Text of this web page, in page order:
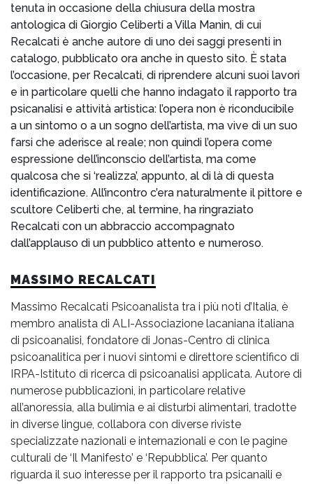
tenuta in occasione della chiusura della mostra
antologica di Giorgio Celiberti a Villa Manin, di cui
Recalcati è anche autore di uno dei saggi presenti in
catalogo, pubblicato ora anche in questo sito. È stata
l’occasione, per Recalcati, di riprendere alcuni suoi lavori
e in particolare quelli che hanno indagato il rapporto tra
psicanalisi e attività artistica: l’opera non è riconducibile
a un sintomo o a un sogno dell’artista, ma vive di un suo
farsi che aderisce al reale; non quindi l’opera come
espressione dell’inconscio dell’artista, ma come
qualcosa che si ‘realizza’, appunto, al di là di questa
identificazione. All’incontro c’era naturalmente il pittore e
scultore Celiberti che, al termine, ha ringraziato
Recalcati con un abbraccio accompagnato
dall’applauso di un pubblico attento e numeroso.
MASSIMO RECALCATI
Massimo Recalcati Psicoanalista tra i più noti d’Italia, è
membro analista di ALI-Associazione lacaniana italiana
di psicoanalisi, fondatore di Jonas-Centro di clinica
psicoanalitica per i nuovi sintomi e direttore scientifico di
IRPA-Istituto di ricerca di psicoanalisi applicata. Autore di
numerose pubblicazioni, in particolare relative
all’anoressia, alla bulimia e ai disturbi alimentari, tradotte
in diverse lingue, collabora con diverse riviste
specializzate nazionali e internazionali e con le pagine
culturali de ‘Il Manifesto’ e ‘Repubblica’. Per quanto
riguarda il suo interesse per il rapporto tra psicanaili e